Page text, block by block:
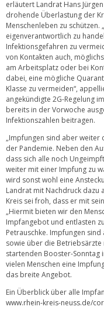
erläutert Landrat Hans
drohende Überlastung der
Menschenleben zu schützen.
eigenverantwortlich zu
Infektionsgefahren zu
von Kontakten auch,
am Arbeitsplatz oder bei
dabei, eine mögliche
Klasse zu vermeiden“,
angekündigte 2G-Regelung
bereits in der Vorwoche
Infektionszahlen beitragen.
„Impfungen sind aber weiter
der Pandemie. Neben den
dass sich alle noch
weiter mit einer Impfung zu
wird sonst wohl eine
Landrat mit Nachdruck dazu
Kreis sei froh, dass er mit
„Hiermit bieten wir den
Impfangebot und entlasten
Petrauschke. Impfungen
sowie über die Betriebsärzte
startenden Booster-Sonntag
vielen Menschen eine
das breite Angebot.
Ein Überblick über alle
www.rhein-kreis-neuss.de/